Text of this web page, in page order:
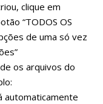
clique em
“TODOS OS
de uma só vez
os arquivos do
automaticamente